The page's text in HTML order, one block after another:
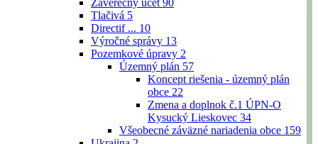
Záverečný účet 90
Tlačivá 5
Directif ... 10
Výročné správy 13
Pozemkové úpravy 2
Územný plán 57
Koncept riešenia - územný plán
obce 22
Zmena a doplnok č.1 ÚPN-O
Kysucký Lieskovec 34
Všeobecné záväzné nariadenia obce 159